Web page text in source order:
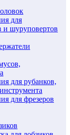
для
и шуруповертов
для рубанков,
для фрезеров